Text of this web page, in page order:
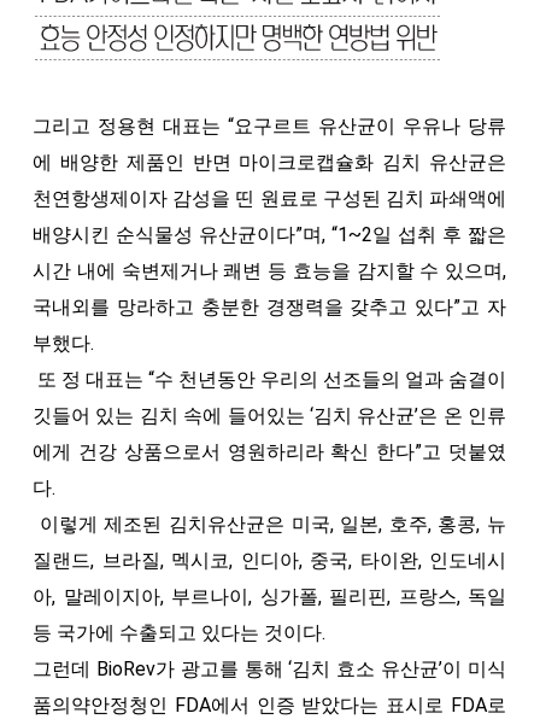
그리고 정용현 대표는 “요구르트 유산균이 우유나 당류
에 배양한 제품인 반면 마이크로캡슐화 김치 유산균은
천연항생제이자 감성을 띤 원료로 구성된 김치 파쇄액에
배양시킨 순식물성 유산균이다”며, “1~2일 섭취 후 짧은
시간 내에 숙변제거나 쾌변 등 효능을 감지할 수 있으며,
국내외를 망라하고 충분한 경쟁력을 갖추고 있다”고 자
부했다.
또 정 대표는 “수 천년동안 우리의 선조들의 얼과 숨결이
깃들어 있는 김치 속에 들어있는 ‘김치 유산균’은 온 인류
에게 건강 상품으로서 영원하리라 확신 한다”고 덧붙였
다.
이렇게 제조된 김치유산균은 미국, 일본, 호주, 홍콩, 뉴
질랜드, 브라질, 멕시코, 인디아, 중국, 타이완, 인도네시
아, 말레이지아, 부르나이, 싱가폴, 필리핀, 프랑스, 독일
등 국가에 수출되고 있다는 것이다.
그런데 BioRev가 광고를 통해 ‘김치 효소 유산균’이 미식
품의약안정청인 FDA에서 인증 받았다는 표시로 FDA로